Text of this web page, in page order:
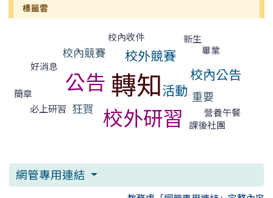
標籤雲
校內收件
校內競賽
新生
校外競賽
畢業
好消息
公告 轉知 校內公告
簡章 活動
必上研習 狂賀
重要
校外研習
營養午餐
課後社團
網管專用連結